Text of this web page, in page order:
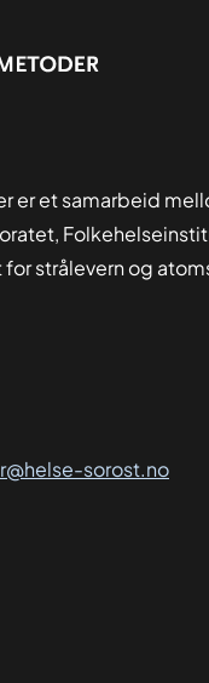
er et samarbeid
strålevern og
sorost.no